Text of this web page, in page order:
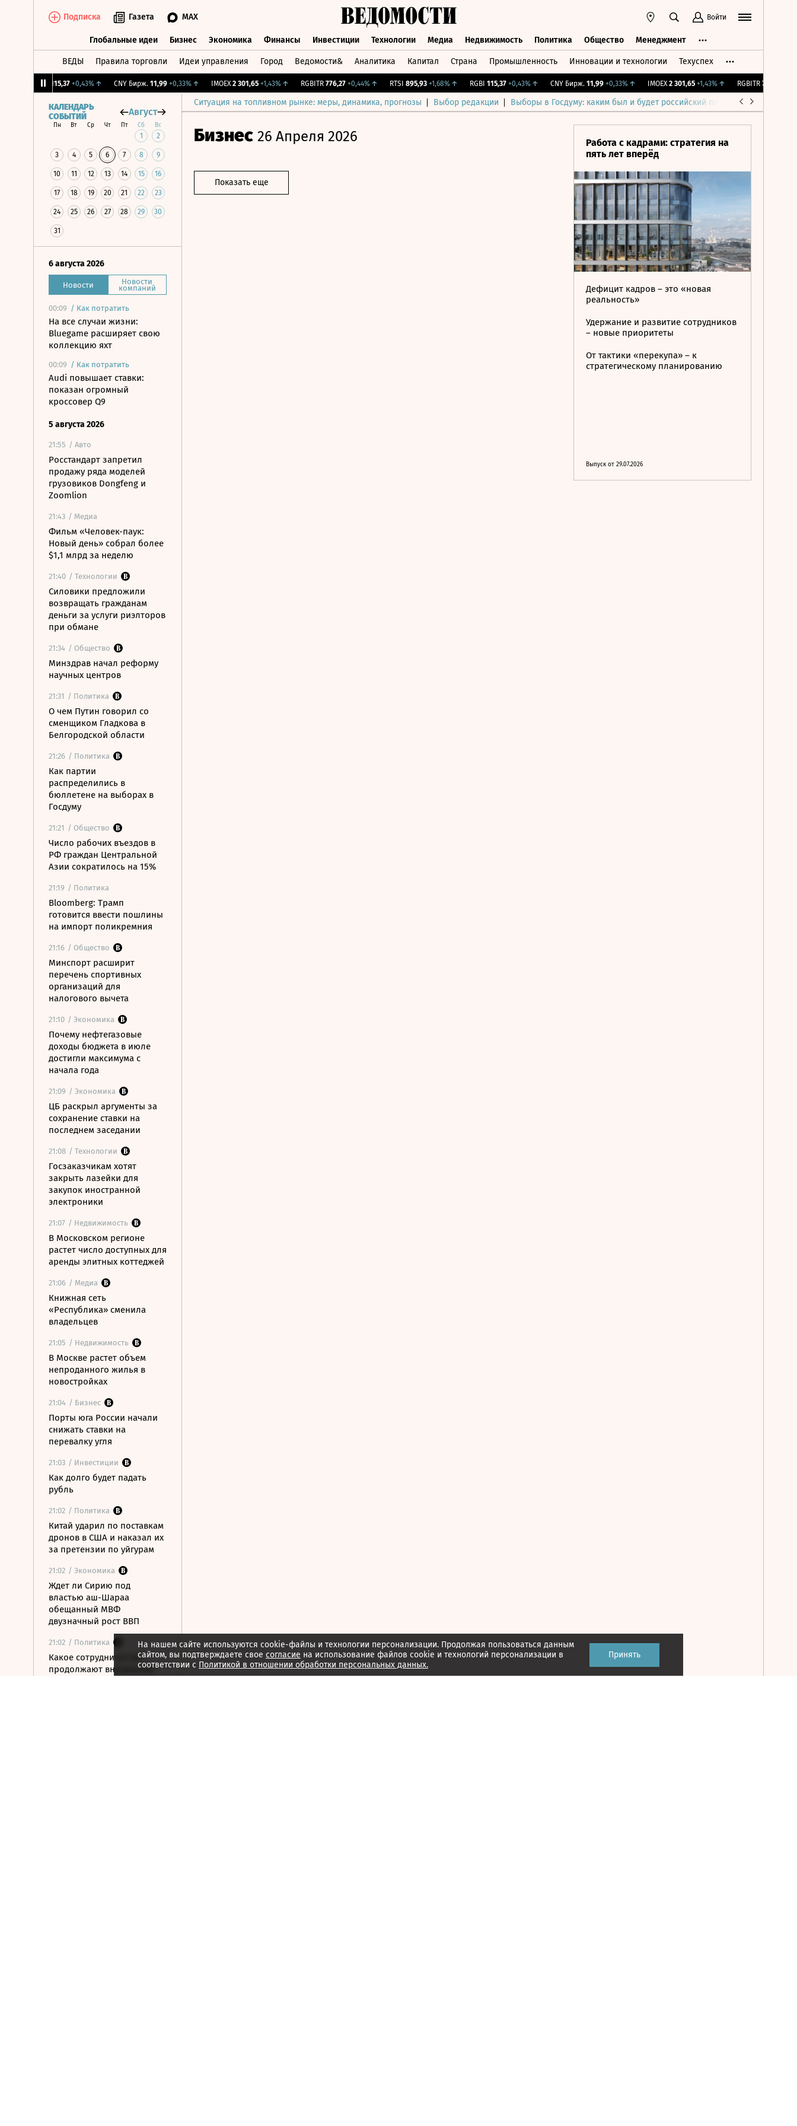
Подписка Газета MAX Войти
Глобальные идеи Бизнес Экономика Финансы Инвестиции Технологии Медиа Недвижимость Политика Общество Менеджмент
ВЕДЫ Правила торговли Идеи управления Город Ведомости& Аналитика Капитал Страна Промышленность Инновации и технологии Техуспех
115,37 +0,43%↑ CNY Бирж. 11,99 +0,33%↑ IMOEX 2 301,65 +1,43%↑ RGBITR 776,27 +0,44%↑ RTSI 895,93 +1,68%↑ RGBI 115,37 +0,43%↑ CNY Бирж. 11,99 +0,33%↑ IMOEX 2 301,65 +1,43%↑ RGBITR 776,27
Ситуация на топливном рынке: меры, динамика, прогнозы Выбор редакции Выборы в Госдуму: каким был и будет российский парламент
КАЛЕНДАРЬ
СОБЫТИЙ
Август
Пн Вт Ср Чт Пт Сб Вс
1 2
3 4 5 6 7 8 9
10 11 12 13 14 15 16
17 18 19 20 21 22 23
24 25 26 27 28 29 30
31
6 августа 2026
Новости Новости
компаний
00:09 / Как потратить
На все случаи жизни:
Bluegame расширяет свою
коллекцию яхт
00:09 / Как потратить
Audi повышает ставки:
показан огромный
кроссовер Q9
5 августа 2026
21:55 / Авто
Росстандарт запретил
продажу ряда моделей
грузовиков Dongfeng и
Zoomlion
21:43 / Медиа
Фильм «Человек-паук:
Новый день» собрал более
$1,1 млрд за неделю
21:40 / Технологии
Силовики предложили
возвращать гражданам
деньги за услуги риэлторов
при обмане
21:34 / Общество
Минздрав начал реформу
научных центров
21:31 / Политика
О чем Путин говорил со
сменщиком Гладкова в
Белгородской области
21:26 / Политика
Как партии
распределились в
бюллетене на выборах в
Госдуму
21:21 / Общество
Число рабочих въездов в
РФ граждан Центральной
Азии сократилось на 15%
21:19 / Политика
Bloomberg: Трамп
готовится ввести пошлины
на импорт поликремния
21:16 / Общество
Минспорт расширит
перечень спортивных
организаций для
налогового вычета
21:10 / Экономика
Почему нефтегазовые
доходы бюджета в июле
достигли максимума с
начала года
21:09 / Экономика
ЦБ раскрыл аргументы за
сохранение ставки на
последнем заседании
21:08 / Технологии
Госзаказчикам хотят
закрыть лазейки для
закупок иностранной
электроники
21:07 / Недвижимость
В Московском регионе
растет число доступных для
аренды элитных коттеджей
21:06 / Медиа
Книжная сеть
«Республика» сменила
владельцев
21:05 / Недвижимость
В Москве растет объем
непроданного жилья в
новостройках
21:04 / Бизнес
Порты юга России начали
снижать ставки на
перевалку угля
21:03 / Инвестиции
Как долго будет падать
рубль
21:02 / Политика
Китай ударил по поставкам
дронов в США и наказал их
за претензии по уйгурам
21:02 / Экономика
Ждет ли Сирию под
властью аш-Шараа
обещанный МВФ
двузначный рост ВВП
21:02 / Политика
Какое сотрудничество
продолжают внутренние
Бизнес 26 Апреля 2026
Показать еще
Работа с кадрами: стратегия на
пять лет вперёд
Дефицит кадров – это «новая
реальность»
Удержание и развитие сотрудников
– новые приоритеты
От тактики «перекупа» – к
стратегическому планированию
Выпуск от 29.07.2026
На нашем сайте используются cookie-файлы и технологии персонализации. Продолжая пользоваться данным
сайтом, вы подтверждаете свое согласие на использование файлов cookie и технологий персонализации в
соответствии с Политикой в отношении обработки персональных данных.
Принять